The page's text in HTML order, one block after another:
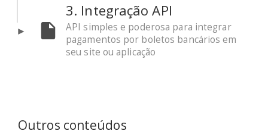
3. Integração API
API simples e poderosa para integrar
pagamentos por boletos bancários em
seu site ou aplicação
Outros conteúdos